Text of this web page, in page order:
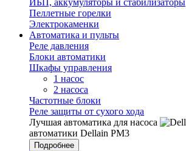
ИБП, аккумуляторы и стабилизаторы
Пеллетные горелки
Электрокаменки
Автоматика и пульты
Реле давления
Блоки автоматики
Шкафы управления
1 насос
2 насоса
Частотные блоки
Реле защиты от сухого хода
Лучшая автоматика для насоса
автоматики Dellain PM3
Подробнее